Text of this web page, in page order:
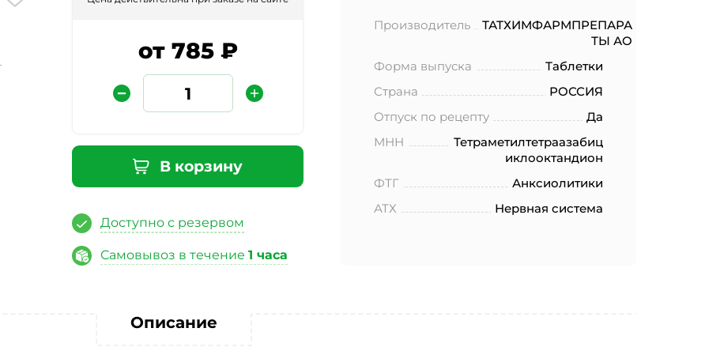
от 785 ₽
В корзину
Доступно с резервом
Самовывоз в течение1 часа
Производитель
ТАТХИМФАРМПРЕПАРА
ТЫ АО
Форма выпуска
Таблетки
Страна
РОССИЯ
Отпуск по рецепту
Да
МНН
Тетраметилтетраазабиц
иклооктандион
ФТГ
Анксиолитики
АТХ
Нервная система
Описание
Защита от автоматических сообщений
Введите слово на картинке*
кнопку «Отправить отзыв», я даю свое согласие на обработку моих
данных, в соответствии с Федеральным законом от 27.07.2006 года